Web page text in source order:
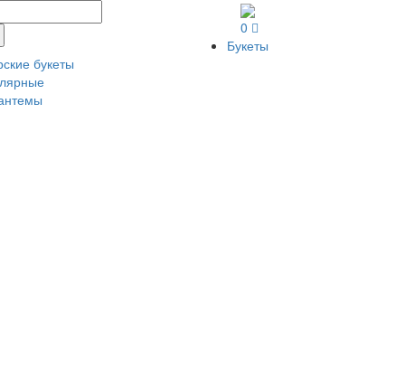
0
Букеты
букеты